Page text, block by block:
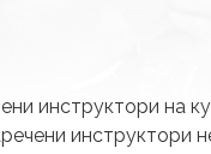
инструктори на
инструктори